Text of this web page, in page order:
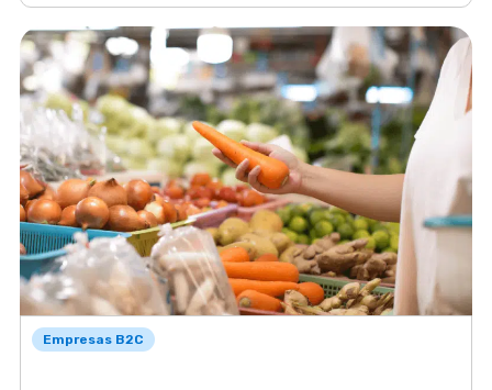
Empresas B2C